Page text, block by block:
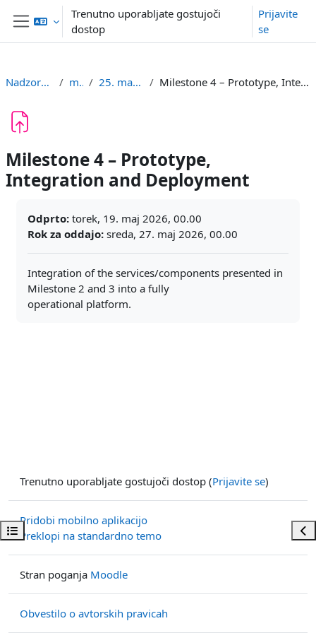
Preskoči na glavno vsebino
Stransko polje
Trenutno uporabljate gostujoči
dostop
Prijavite
se
Odpri kazalo predmeta
Nadzorna plošča megla 25. maj - 31. maj Milestone 4 – Prototype, Integration and Deployment
Milestone 4 – Prototype,
Integration and Deployment
Odprto: torek, 19. maj 2026, 00.00
Rok za oddajo: sreda, 27. maj 2026, 00.00
Integration of the services/components presented in
Milestone 2 and 3 into a fully
operational platform.
Trenutno uporabljate gostujoči dostop (Prijavite se)
Pridobi mobilno aplikacijo
Preklopi na standardno temo
Stran poganja Moodle
Obvestilo o avtorskih pravicah